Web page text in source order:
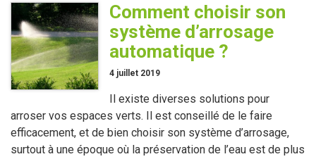
Comment choisir son
système d’arrosage
automatique ?
4 juillet 2019
Il existe diverses solutions pour
arroser vos espaces verts. Il est conseillé de le faire
efficacement, et de bien choisir son système d’arrosage,
surtout à une époque où la préservation de l’eau est de plus